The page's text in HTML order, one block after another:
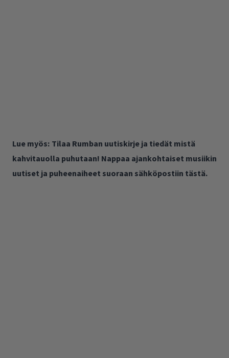
Lue myös: Tilaa Rumban uutiskirje ja tiedät mistä
kahvitauolla puhutaan! Nappaa ajankohtaiset musiikin
uutiset ja puheenaiheet suoraan sähköpostiin tästä.